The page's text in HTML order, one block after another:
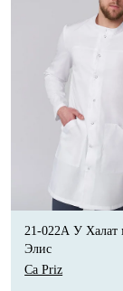
21-022А У Халат
Элис
Ca Priz